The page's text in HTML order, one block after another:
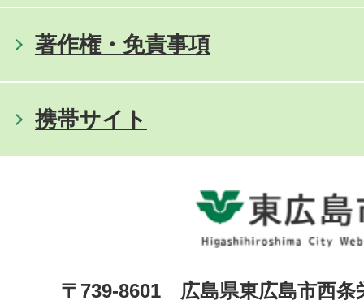
著作権・免責事項
携帯サイト
〒739-8601 広島県東広島市西